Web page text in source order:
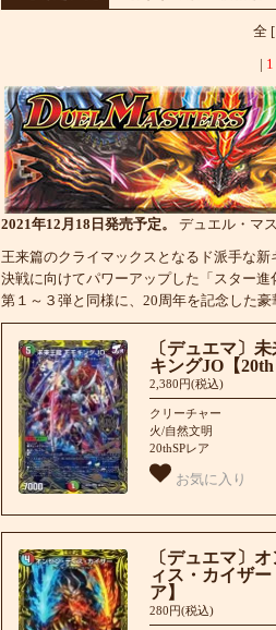
全
| 1
2021年12月18日発売予定。
デュエル・マ
王来篇のクライマックスとなるド派手な新
決戦に向けてパワーアップした「スター進
第１～３弾と同様に、20周年を記念した豪
〔デュエマ〕
キングJO【20th
2,380円(税込)
クリーチャー
火/自然文明
20thSPレア
お気に入り
〔デュエマ〕
ィス・カイザー
ア】
280円(税込)